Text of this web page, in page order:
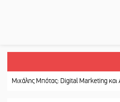
Μπότας: Digital Marketing και AI Visibility